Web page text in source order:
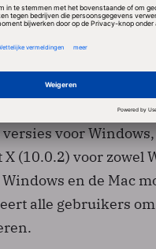
zelf, dat
dat de gebruiker
downloaden en
is onder
voor
X (10.0.2) voor
en de Mac
alle gebruikers